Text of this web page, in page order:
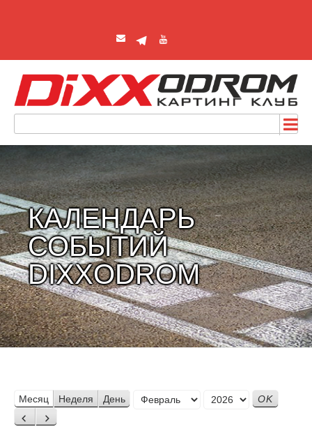
КАЛЕНДАРЬ
СОБЫТИЙ
DIXXODROM
Месяц Неделя День
Месяц
Назад
Вперед